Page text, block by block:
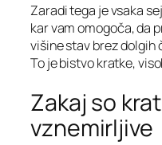
Zaradi tega je vsaka
kar vam omogoča, da
višine stav brez dolgih
To je bistvo kratke,
Zakaj so
vznemirljive